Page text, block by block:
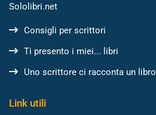
Sololibri.net
Consigli per scrittori
Ti presento i miei... libri
Uno scrittore ci racconta un libro
Link utili